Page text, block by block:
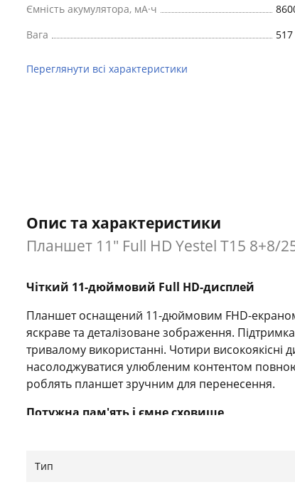
Ємність акумулятора, мА·ч
Вага
517
Переглянути всі характеристики
Опис та характеристики
Планшет 11" Full HD Yestel T15 8+8/
Чіткий 11-дюймовий Full HD-дисплей
Планшет оснащений 11-дюймовим FHD-
яскраве та деталізоване зображення.
тривалому використанні. Чотири
насолоджуватися улюбленим контентом
роблять планшет зручним для перенесення.
Потужна пам'ять і ємне сховище
дає змогу зберігати фільми, фото, документи
Тип